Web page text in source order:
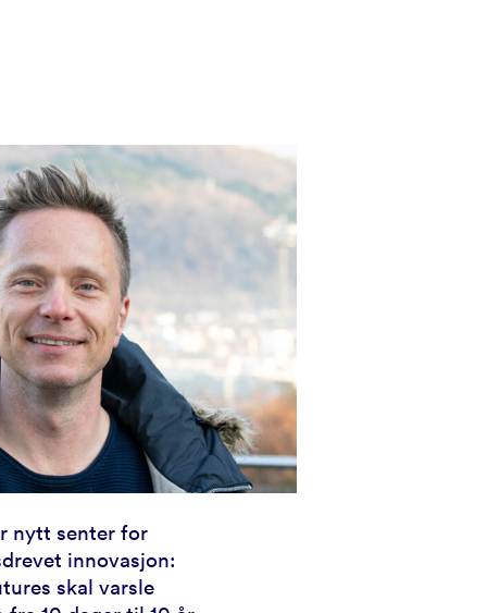
nytt senter for
innovasjon:
skal varsle